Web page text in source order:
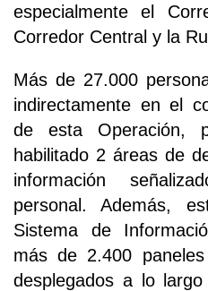
especialmente el
Corredor Central y la
Más de 27.000
indirectamente en el
de esta Operación,
habilitado 2 áreas de
información
personal. Además,
Sistema de
más de 2.400
desplegados a lo